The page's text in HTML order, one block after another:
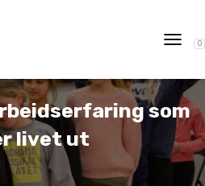
G
L
E
N
0
som
livet ut